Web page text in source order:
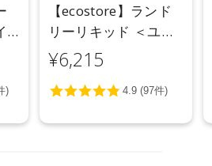
い在庫状況につきましては、各店舗
る可能性がございます。予めご了承
営業日での発送となります。
【ecostore】ランド
リーリキッド ＜ユー
カリ＞ 5L
¥6,215